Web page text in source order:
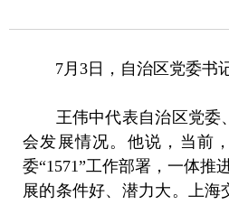
7月3日，自治区党委书记
王伟中代表自治区党委、
会发展情况。他说，当前
委“1571”工作部署，一体
展的条件好、潜力大。上